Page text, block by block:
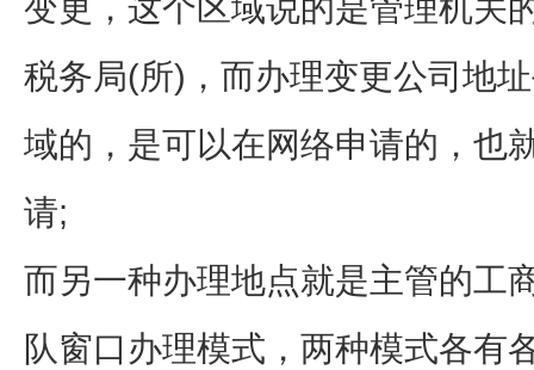
变更，这个区域说的是管理机关
税务局(所)，而办理变更公司地
域的，是可以在网络申请的，也
请;
而另一种办理地点就是主管的工
队窗口办理模式，两种模式各有